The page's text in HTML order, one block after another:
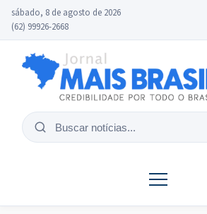
sábado, 8 de agosto de 2026
(62) 99926-2668
Buscar